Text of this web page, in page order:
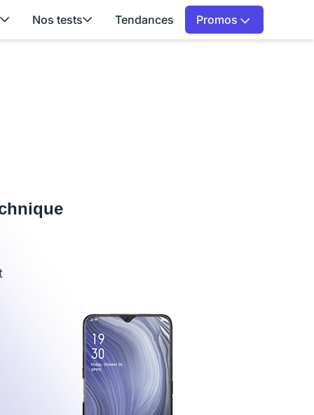
Nos tests Tendances Promos